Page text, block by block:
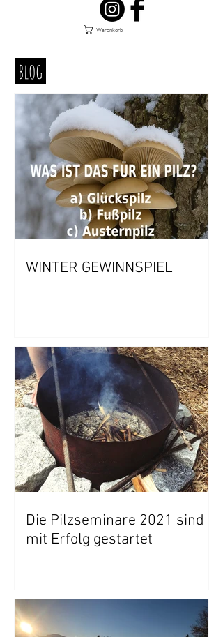
Warenkorb
blog
WINTER GEWINNSPIEL
Die Pilzseminare 2021 sind
mit Erfolg gestartet